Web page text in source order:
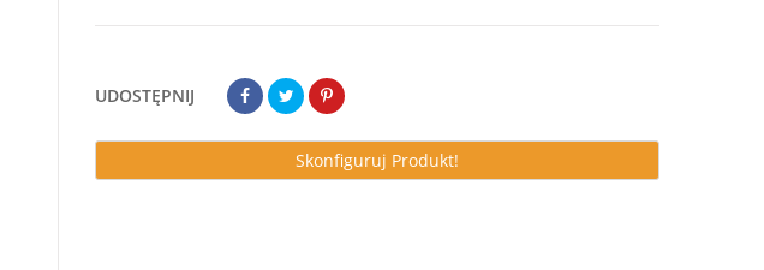
UDOSTĘPNIJ
Skonfiguruj Produkt!